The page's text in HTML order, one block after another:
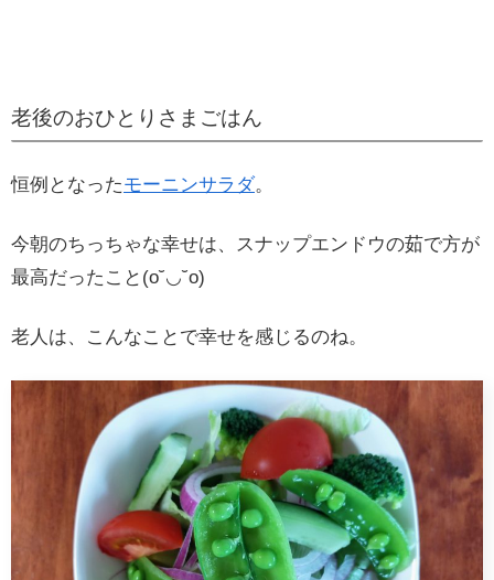
老後のおひとりさまごはん
恒例となったモーニンサラダ。
今朝のちっちゃな幸せは、スナップエンドウの茹で方が
最高だったこと(o˘◡˘o)
老人は、こんなことで幸せを感じるのね。